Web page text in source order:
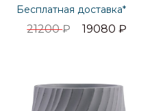
Бесплатная доставка*
21200₽ 19080₽